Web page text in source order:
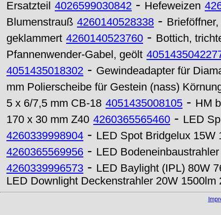
Ersatzteil 4026599030842 - Hefeweizen
Blumenstrauß 4260140528338 -
geklammert 4260140523760 - Bottich,
Pfannenwender-Gabel, geölt
4051435018302 - Gewindeadapter für
mm Polierscheibe für Gestein (nass)
5 x 6/7,5 mm CB-18 4051435008105 - HM
170 x 30 mm Z40 4260365565460 - LED
4260339998904 - LED Spot Bridgelux 15W
4260365569956 - LED
4260339996573 - LED Baylight (IPL) 80W
LED Downlight Deckenstrahler 20W